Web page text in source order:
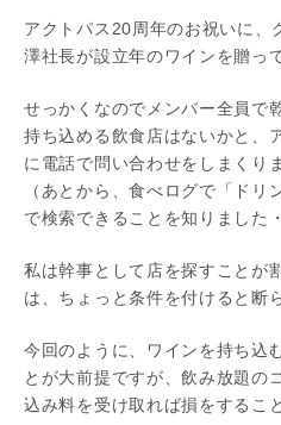
アクトパス20周年のお祝いに、
澤社長が設立年のワインを贈っ
せっかくなのでメンバー全員で
持ち込める飲食店はないかと、
に電話で問い合わせをしまくり
（あとから、食べログで「ドリ
で検索できることを知りました
私は幹事として店を探すことが
は、ちょっと条件を付けると断
今回のように、ワインを持ち込
とが大前提ですが、飲み放題の
込み料を受け取れば損をするこ